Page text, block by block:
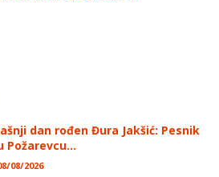
dan rođen Đura Jakšić: Pesnik
Požarevcu...
08/2026